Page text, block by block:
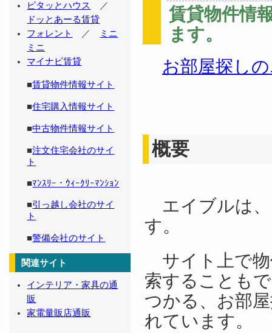
賃貸物件情
ます。
お部屋探し
概要
エイブルは、
す。
サイト上で物
索することも
つかる、お部
れています。
ピタッとハウス
／
ドッとあーる賃貸
フォレント
／
ミニ
ミニ
マイナビ賃貸
■賃貸物件情報サイト
■住宅購入情報サイト
■中古物件情報サイト
■注文住宅会社のサイ
ト
■ﾏﾝｽﾘｰ・ｳｨｰｸﾘｰﾏﾝｼｮﾝ
■引っ越し会社のサイ
ト
■警備会社のサイト
関連サイト
インテリア・家具の通
販
家電量販店通販